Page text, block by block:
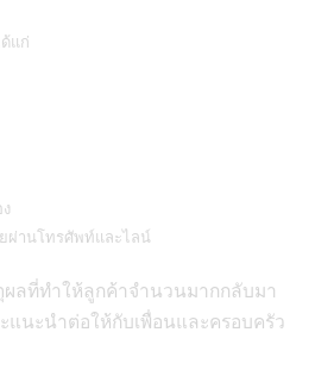
แก่
ผ่านโทรศัพท์และไลน์
ผลที่ทำให้ลูกค้าจำนวนมากกลับมา
แนะนำต่อให้กับเพื่อนและครอบครัว